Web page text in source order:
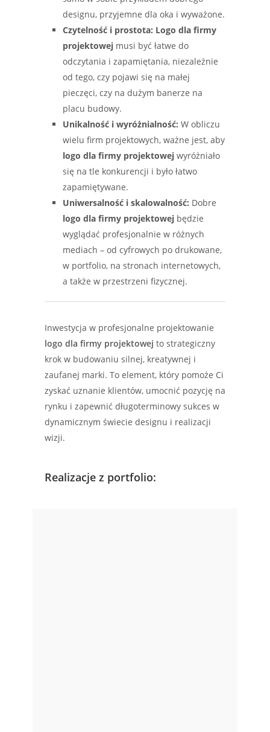
designu, przyjemne dla oka i wyważone.
Czytelność i prostota: Logo dla firmy
projektowej musi być łatwe do
odczytania i zapamiętania, niezależnie
od tego, czy pojawi się na małej
pieczęci, czy na dużym banerze na
placu budowy.
Unikalność i wyróżnialność: W obliczu
wielu firm projektowych, ważne jest, aby
logo dla firmy projektowej wyróżniało
się na tle konkurencji i było łatwo
zapamiętywane.
Uniwersalność i skalowalność: Dobre
logo dla firmy projektowej będzie
wyglądać profesjonalnie w różnych
mediach – od cyfrowych po drukowane,
w portfolio, na stronach internetowych,
a także w przestrzeni fizycznej.
Inwestycja w profesjonalne projektowanie
logo dla firmy projektowej to strategiczny
krok w budowaniu silnej, kreatywnej i
zaufanej marki. To element, który pomoże Ci
zyskać uznanie klientów, umocnić pozycję na
rynku i zapewnić długoterminowy sukces w
dynamicznym świecie designu i realizacji
wizji.
Realizacje z portfolio: